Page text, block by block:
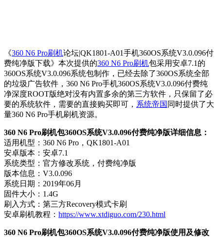
《360 N6 Pro刷机论坛|QK1801-A01手机360OS系统V3.0.096付
费纯净版下载》本次提供的360 N6 Pro刷机包采用安卓7.1的
360OS系统V3.0.096系统包制作，已经去除了360OS系统全部
的垃圾广告软件，360 N6 Pro手机360OS系统V3.0.096付费纯
净深度ROOT版绝对没有内置多余的第三方软件，只保留了必
要的系统软件，需要的直接购买即可， 系统帝国 同时提供了大
量360 N6 Pro手机刷机资源。
360 N6 Pro刷机包360OS系统V3.0.096付费纯净版详细信息：
适用机型：360 N6 Pro，QK1801-A01
安卓版本：安卓7.1
系统类型：官方修改系统，付费纯净版
版本信息：V3.0.096
系统日期：2019年06月
固件大小：1.4G
刷入方式：第三方Recovery模式卡刷
安卓刷机教程： https://www.xtdiguo.com/230.html
360 N6 Pro刷机包360OS系统V3.0.096付费纯净版使用及修改